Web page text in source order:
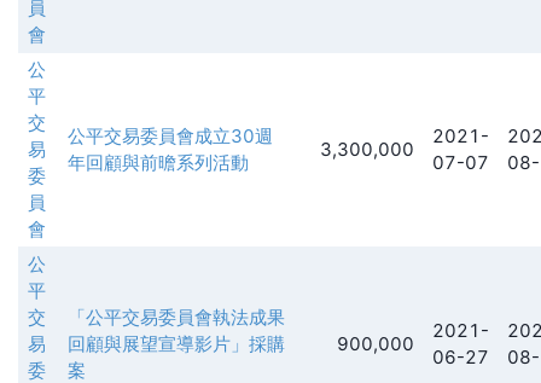
員
會
公
平
交
易
委
員
會
公平交易委員會成立30週
年回顧與前曕系列活動
3,300,000
2021-
07-07
公
平
交
易
委
「公平交易委員會執法成果
回顧與展望宣導影片」採購
案
900,000
2021-
06-27